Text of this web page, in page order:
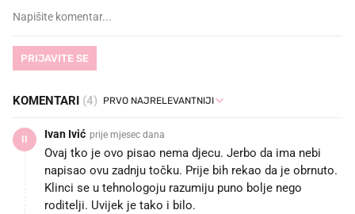
PRIJAVITE SE
KOMENTARI (4)
II Ivan Ivić prije mjesec dana
Ovaj tko je ovo pisao nema djecu. Jerbo da ima nebi
napisao ovu zadnju točku. Prije bih rekao da je obrnuto.
Klinci se u tehnologoju razumiju puno bolje nego
roditelji. Uvijek je tako i bilo.